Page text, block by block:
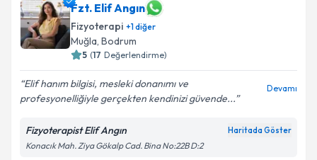
Fzt. Elif Angın
Fizyoterapi +1diğer
Muğla, Bodrum
5 (17 Değerlendirme)
Elif hanım bilgisi, mesleki donanımı ve
profesyonelliğiyle gerçekten kendinizi güvende...
Devamı
Fizyoterapist Elif Angın Haritada Göster
Konacık Mah. Ziya Gökalp Cad. Bina No:22B D:2